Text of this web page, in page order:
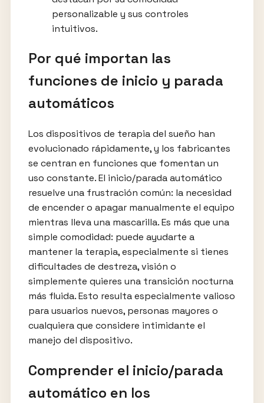
personalizable y sus controles
intuitivos.
Por qué importan las
funciones de inicio y parada
automáticos
Los dispositivos de terapia del sueño han
evolucionado rápidamente, y los fabricantes
se centran en funciones que fomentan un
uso constante. El inicio/parada automático
resuelve una frustración común: la necesidad
de encender o apagar manualmente el equipo
mientras lleva una mascarilla. Es más que una
simple comodidad: puede ayudarte a
mantener la terapia, especialmente si tienes
dificultades de destreza, visión o
simplemente quieres una transición nocturna
más fluida. Esto resulta especialmente valioso
para usuarios nuevos, personas mayores o
cualquiera que considere intimidante el
manejo del dispositivo.
Comprender el inicio/parada
automático en los